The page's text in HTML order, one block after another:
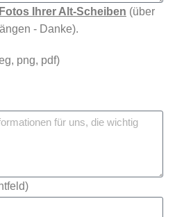
Fotos Ihrer Alt-Scheiben (über
- Danke).
png, pdf)